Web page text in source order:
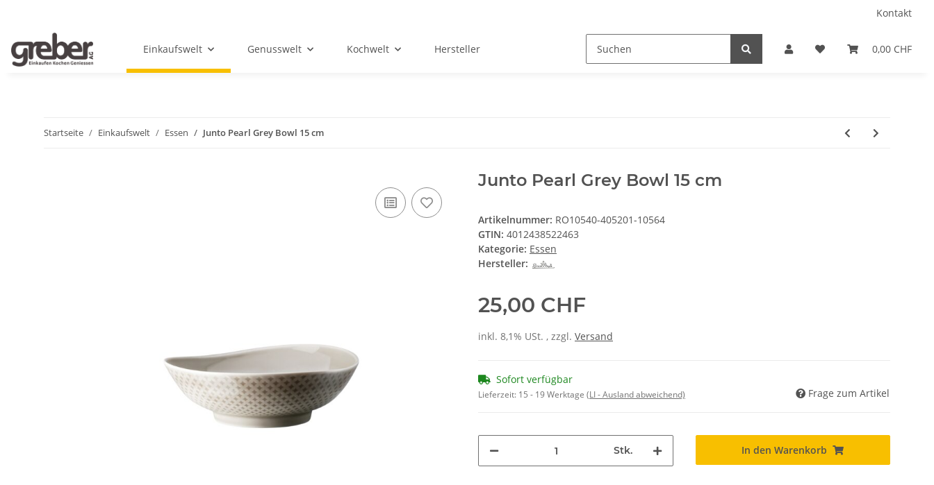
Kontakt
0,00 CHF
Einkaufswelt Genusswelt Kochwelt Hersteller
Startseite Einkaufswelt Essen Junto Pearl Grey Bowl 15 cm
Junto Pearl Grey Bowl 15 cm
Artikelnummer: RO10540-405201-10564
GTIN: 4012438522463
Kategorie: Essen
Hersteller:
25,00 CHF
inkl. 8,1% USt. , zzgl. Versand
Sofort verfügbar
Lieferzeit: 15 - 19 Werktage (LI - Ausland abweichend) Frage zum Artikel
Stk. In den Warenkorb